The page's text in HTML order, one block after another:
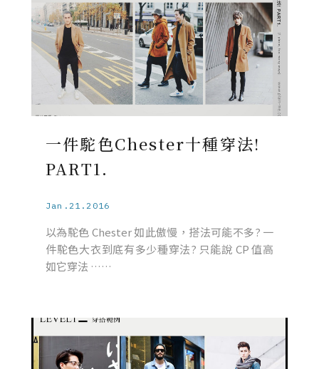
一件駝色Chester十種穿法!
PART1.
Jan.21.2016
以為駝色 Chester 如此傲慢，搭法可能不多? 一
件駝色大衣到底有多少種穿法? 只能說 CP 值高
如它穿法 ……